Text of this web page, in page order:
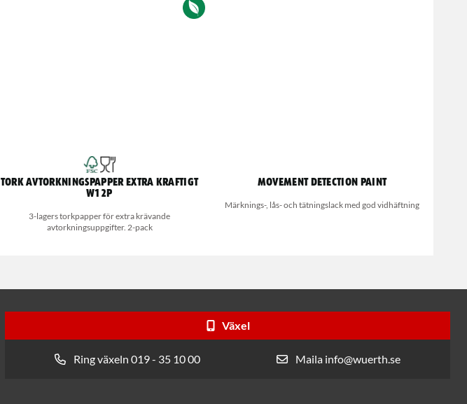
Tork Avtorkningspapper Extra Kraftigt
W1 2P
3-lagers torkpapper för extra krävande
avtorkningsuppgifter. 2-pack
Movement detection paint
Märknings-, lås- och tätningslack med god vidhäftning
Växel
Ring växeln 019 - 35 10 00 Maila info@wuerth.se